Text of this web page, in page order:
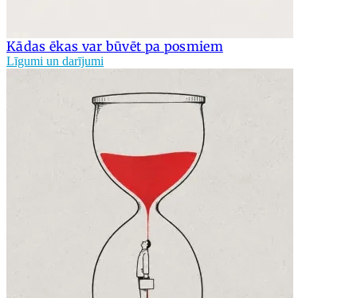
Kādas ēkas var būvēt pa posmiem
Līgumi un darījumi